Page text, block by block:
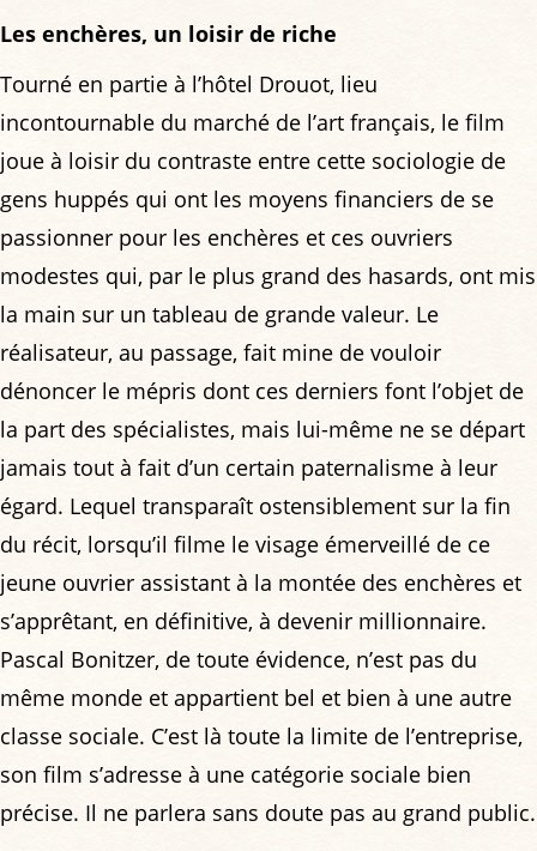
Les enchères, un loisir de riche
Tourné en partie à l’hôtel Drouot, lieu
incontournable du marché de l’art français, le film
joue à loisir du contraste entre cette sociologie de
gens huppés qui ont les moyens financiers de se
passionner pour les enchères et ces ouvriers
modestes qui, par le plus grand des hasards, ont mis
la main sur un tableau de grande valeur. Le
réalisateur, au passage, fait mine de vouloir
dénoncer le mépris dont ces derniers font l’objet de
la part des spécialistes, mais lui-même ne se départ
jamais tout à fait d’un certain paternalisme à leur
égard. Lequel transparaît ostensiblement sur la fin
du récit, lorsqu’il filme le visage émerveillé de ce
jeune ouvrier assistant à la montée des enchères et
s’apprêtant, en définitive, à devenir millionnaire.
Pascal Bonitzer, de toute évidence, n’est pas du
même monde et appartient bel et bien à une autre
classe sociale. C’est là toute la limite de l’entreprise,
son film s’adresse à une catégorie sociale bien
précise. Il ne parlera sans doute pas au grand public.